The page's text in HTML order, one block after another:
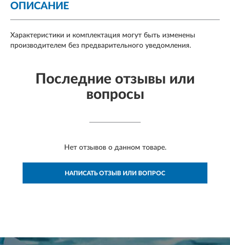
ОПИСАНИЕ
Характеристики и комплектация могут быть изменены
производителем без предварительного уведомления.
Последние отзывы или
вопросы
Нет отзывов о данном товаре.
НАПИСАТЬ ОТЗЫВ ИЛИ ВОПРОС